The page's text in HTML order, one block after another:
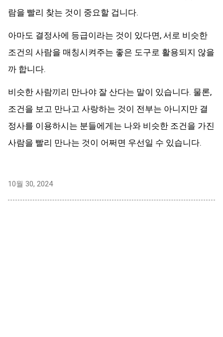
람을 빨리 찾는 것이 중요할 겁니다.
아마도 결정사에 등급이라는 것이 있다면, 서로 비슷한
조건의 사람을 매칭시켜주는 좋은 도구로 활용되지 않을
까 합니다.
비슷한 사람끼리 만나야 잘 산다는 말이 있습니다. 물론,
조건을 보고 만나고 사랑하는 것이 전부는 아니지만 결
정사를 이용하시는 분들에게는 나와 비슷한 조건을 가진
사람을 빨리 만나는 것이 어쩌면 우선일 수 있습니다.
10월 30, 2024